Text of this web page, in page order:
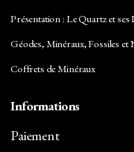
Présentation : Le Quartz et
Géodes, Minéraux, Fossiles et
Coffrets de Minéraux
Informations
Paiement